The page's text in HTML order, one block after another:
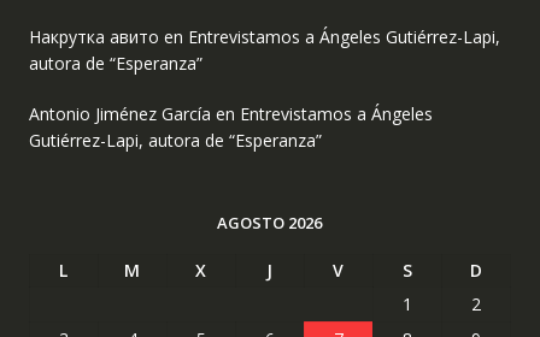
Накрутка авито en Entrevistamos a Ángeles Gutiérrez-Lapi,
autora de “Esperanza”
Antonio Jiménez García en Entrevistamos a Ángeles
Gutiérrez-Lapi, autora de “Esperanza”
AGOSTO 2026
L M X J V S
D
1
2